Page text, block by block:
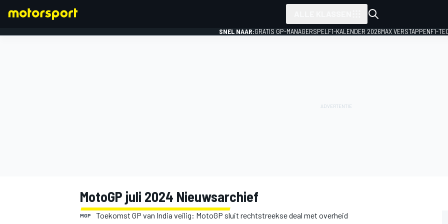
SNEL NAAR:GRATIS GP-MANAGERSPEL F1-KALENDER 2026MAX VERSTAPPENF1-
MotoGP juli 2024 Nieuwsarchief
MGP Toekomst GP van India veilig: MotoGP sluit rechtstreekse deal met overheid